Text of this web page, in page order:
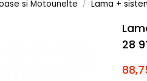
si Motounelte / Lama +
28